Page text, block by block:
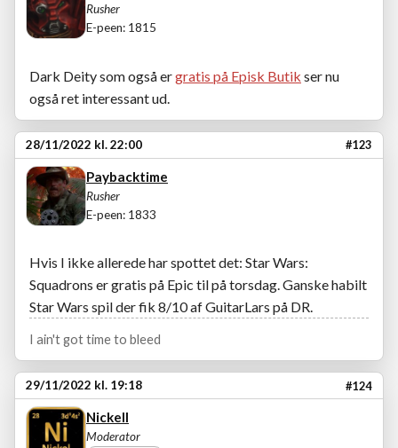
Rusher
E-peen: 1815
Dark Deity som også ergratis på Episk Butik ser nu
også ret interessant ud.
28/11/2022 kl. 22:00 #123
Paybacktime
Rusher
E-peen: 1833
Hvis I ikke allerede har spottet det: Star Wars:
Squadrons er gratis på Epic til på torsdag. Ganske habilt
Star Wars spil der fik 8/10 af GuitarLars på DR.
I ain't got time to bleed
29/11/2022 kl. 19:18 #124
Nickell
Moderator